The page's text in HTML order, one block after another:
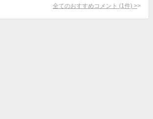
全てのおすすめコメント (1 件) >